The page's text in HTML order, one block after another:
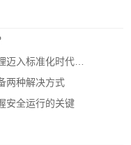
两种解决方式
安全运行的关键